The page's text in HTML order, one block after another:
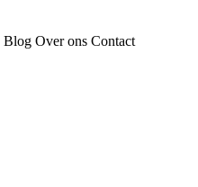
Blog Over ons Contact